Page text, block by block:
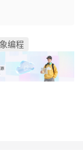
编程